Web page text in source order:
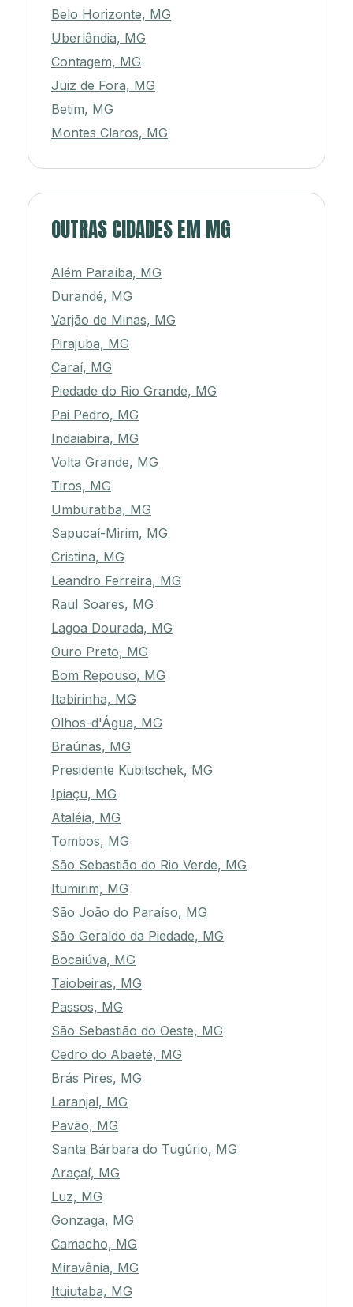
Belo Horizonte, MG
Uberlândia, MG
Contagem, MG
Juiz de Fora, MG
Betim, MG
Montes Claros, MG
OUTRAS CIDADES EM MG
Além Paraíba, MG
Durandé, MG
Varjão de Minas, MG
Pirajuba, MG
Caraí, MG
Piedade do Rio Grande, MG
Pai Pedro, MG
Indaiabira, MG
Volta Grande, MG
Tiros, MG
Umburatiba, MG
Sapucaí-Mirim, MG
Cristina, MG
Leandro Ferreira, MG
Raul Soares, MG
Lagoa Dourada, MG
Ouro Preto, MG
Bom Repouso, MG
Itabirinha, MG
Olhos-d'Água, MG
Braúnas, MG
Presidente Kubitschek, MG
Ipiaçu, MG
Ataléia, MG
Tombos, MG
São Sebastião do Rio Verde, MG
Itumirim, MG
São João do Paraíso, MG
São Geraldo da Piedade, MG
Bocaiúva, MG
Taiobeiras, MG
Passos, MG
São Sebastião do Oeste, MG
Cedro do Abaeté, MG
Brás Pires, MG
Laranjal, MG
Pavão, MG
Santa Bárbara do Tugúrio, MG
Araçaí, MG
Luz, MG
Gonzaga, MG
Camacho, MG
Miravânia, MG
Ituiutaba, MG